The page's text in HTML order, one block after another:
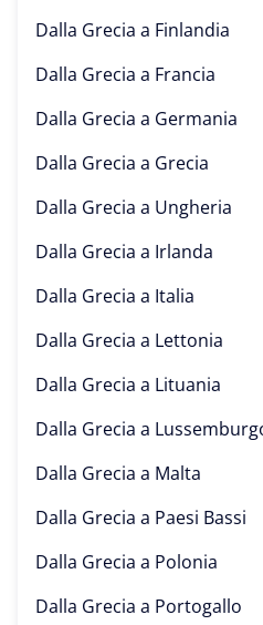
Dalla Grecia a Finlandia
Dalla Grecia a Francia
Dalla Grecia a Germania
Dalla Grecia a Grecia
Dalla Grecia a Ungheria
Dalla Grecia a Irlanda
Dalla Grecia a Italia
Dalla Grecia a Lettonia
Dalla Grecia a Lituania
Dalla Grecia a
Dalla Grecia a Malta
Dalla Grecia a Paesi Bassi
Dalla Grecia a Polonia
Dalla Grecia a Portogallo